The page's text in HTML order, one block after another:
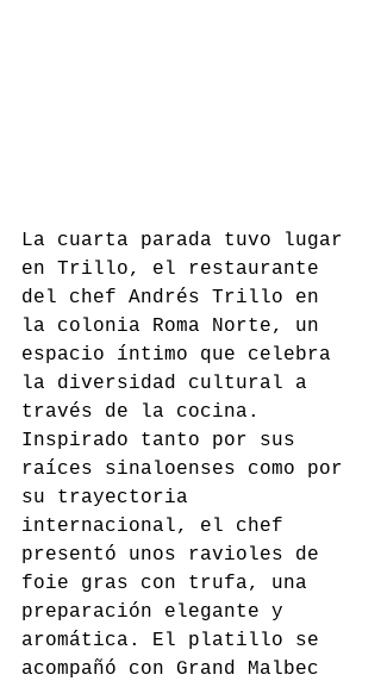
La cuarta parada tuvo lugar
en Trillo, el restaurante
del chef Andrés Trillo en
la colonia Roma Norte, un
espacio íntimo que celebra
la diversidad cultural a
través de la cocina.
Inspirado tanto por sus
raíces sinaloenses como por
su trayectoria
internacional, el chef
presentó unos ravioles de
foie gras con trufa, una
preparación elegante y
aromática. El platillo se
acompañó con Grand Malbec